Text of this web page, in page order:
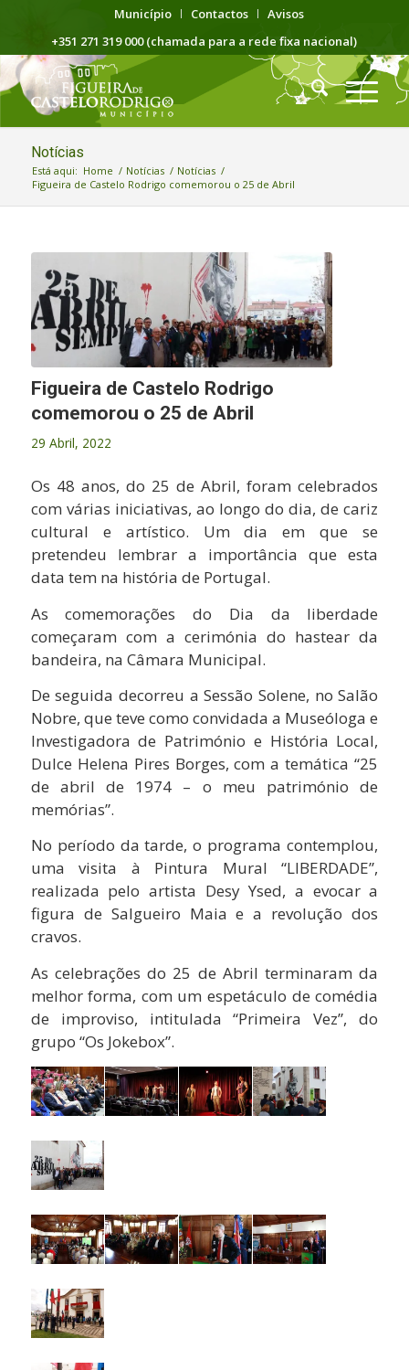
Município Contactos
Avisos
+351 271 319 000 (chamada para a rede fixa nacional)
Notícias
Está aqui: Home / Notícias / Notícias /
Figueira de Castelo Rodrigo comemorou o 25 de Abril
Figueira de Castelo Rodrigo
comemorou o 25 de Abril
29 Abril, 2022
Os 48 anos, do 25 de Abril, foram celebrados
com várias iniciativas, ao longo do dia, de cariz
cultural e artístico. Um dia em que se
pretendeu lembrar a importância que esta
data tem na história de Portugal.
As comemorações do Dia da liberdade
começaram com a cerimónia do hastear da
bandeira, na Câmara Municipal.
De seguida decorreu a Sessão Solene, no Salão
Nobre, que teve como convidada a Museóloga e
Investigadora de Património e História Local,
Dulce Helena Pires Borges, com a temática “25
de abril de 1974 – o meu património de
memórias”.
No período da tarde, o programa contemplou,
uma visita à Pintura Mural “LIBERDADE”,
realizada pelo artista Desy Ysed, a evocar a
figura de Salgueiro Maia e a revolução dos
cravos.
As celebrações do 25 de Abril terminaram da
melhor forma, com um espetáculo de comédia
de improviso, intitulada “Primeira Vez”, do
grupo “Os Jokebox”.